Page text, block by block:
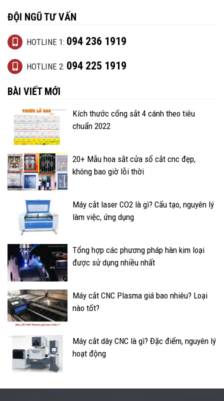
ĐỘI NGŨ TƯ VẤN
HOTLINE 1: 094 236 1919
HOTLINE 2: 094 225 1919
BÀI VIẾT MỚI
Kích thước cổng sắt 4 cánh theo tiêu
chuẩn 2022
20+ Mẫu hoa sắt cửa sổ cắt cnc đẹp,
không bao giờ lỗi thời
Máy cắt laser CO2 là gì? Cấu tạo, nguyên lý
làm việc, ứng dụng
Tổng hợp các phương pháp hàn kim loại
được sử dụng nhiều nhất
Máy cắt CNC Plasma giá bao nhiêu? Loại
nào tốt?
Máy cắt dây CNC là gì? Đặc điểm, nguyên lý
hoạt động